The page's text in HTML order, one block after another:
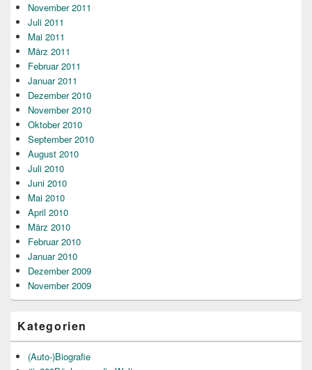
November 2011
Juli 2011
Mai 2011
März 2011
Februar 2011
Januar 2011
Dezember 2010
November 2010
Oktober 2010
September 2010
August 2010
Juli 2010
Juni 2010
Mai 2010
April 2010
März 2010
Februar 2010
Januar 2010
Dezember 2009
November 2009
Kategorien
(Auto-)Biografie